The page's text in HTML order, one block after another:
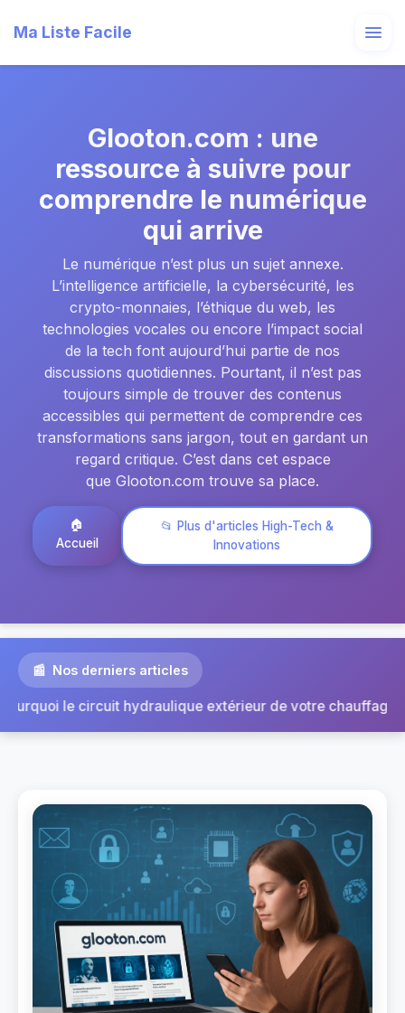
Ma Liste Facile
Glooton.com : une
ressource à suivre pour
comprendre le numérique
qui arrive
Le numérique n’est plus un sujet annexe.
L’intelligence artificielle, la cybersécurité, les
crypto-monnaies, l’éthique du web, les
technologies vocales ou encore l’impact social
de la tech font aujourd’hui partie de nos
discussions quotidiennes. Pourtant, il n’est pas
toujours simple de trouver des contenus
accessibles qui permettent de comprendre ces
transformations sans jargon, tout en gardant un
regard critique. C’est dans cet espace
que Glooton.com trouve sa place.
🏠
Accueil
📂 Plus d'articles High-Tech &
Innovations
Nos derniers articles
chauffag... | Pièce de liaison au sol cassée : quels